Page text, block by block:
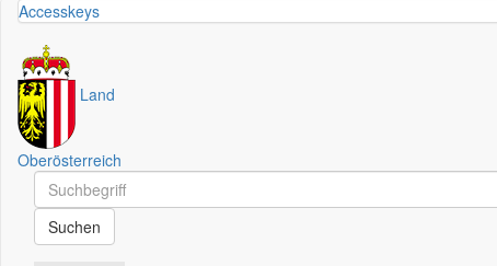
Accesskeys
Land
Oberösterreich
Schnellsuche
Schnellsuche
Suchen